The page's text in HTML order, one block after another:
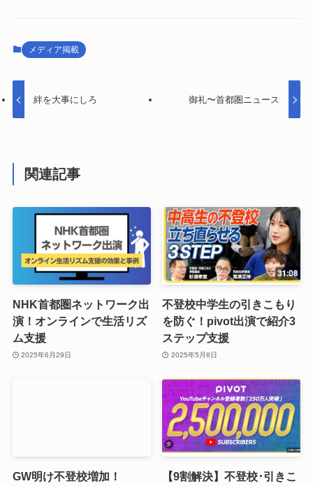
メディア掲載
絆を大事にしろ 御礼〜首都圏ニュース
関連記事
NHK首都圏ネットワーク出
演！オンラインで生活リズ
ム支援
2025年6月29日
不登校中学生の引きこもり
を防ぐ！pivot出演で紹介3
ステップ支援
2025年5月8日
GW明け不登校増加！
【9割解決】不登校･引きこ